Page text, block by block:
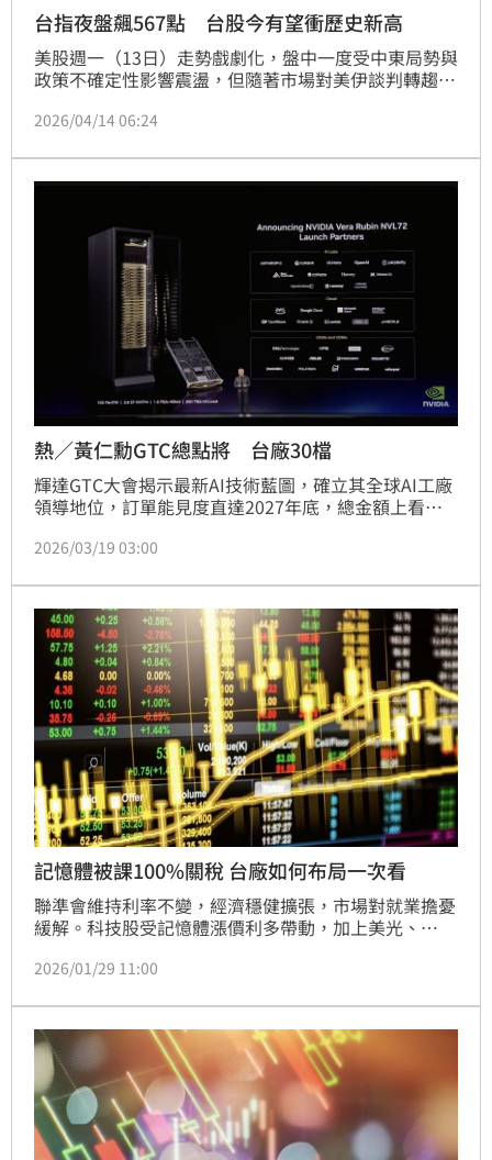
台指夜盤飆567點 台股今有望衝歷史新高
美股週一（13日）走勢戲劇化，盤中一度受中東局勢與
政策不確定性影響震盪，但隨著市場對美伊談判轉趨樂
指數上漲逾1%，成功收復伊朗戰事以來的失土，道瓊
科技股再度成為市場主攻核心。費城半導體指數強彈
1.68%，顯示資金重新回流AI與半導體族群。台股在美
戰歷史高點。
2026/04/14 06:24
熱／黃仁勳GTC總點將 台廠30檔
輝達GTC大會揭示最新AI技術藍圖，確立其全球AI工廠
領導地位，訂單能見度直達2027年底，總金額上看一
器、散熱、電源、光通訊等基礎建設需求激增，為台廠
創、廣達、奇鋐、雙鴻、台達電、光寶科、貿聯-KY與
波若威等業者，預期其產品出貨將成為營收創高新引
擎。輝達亦佈局AI代理系統與太空應用，未來資料中心
將更重視數據吞吐量與成本優化。四大公有雲龍頭預計
2026年第二季導入Vera Rubin平台，顯示AI市場潛力
龐大，台廠供應鏈全面受惠。
2026/03/19 03:00
記憶體被課100%關稅 台廠如何布局一次看
聯準會維持利率不變，經濟穩健擴張，市場對就業擔憂
緩解。科技股受記憶體漲價利多帶動，加上美光、
先進製程需求強勁，帶動半導體設備商獲利，晶圓代工
聞實質影響有限，更偏向戰略威嚇，凸顯記憶體已提升
至國安層級。HBM、NAND與DRAM在AI浪潮下扮演關
鍵角色，產能缺口預計延續至2027年。整體而言，AI
與先進製程雙重利多支撐台灣半導體產業長期樂觀展
望，投資人可關注相關機會。
2026/01/29 11:00